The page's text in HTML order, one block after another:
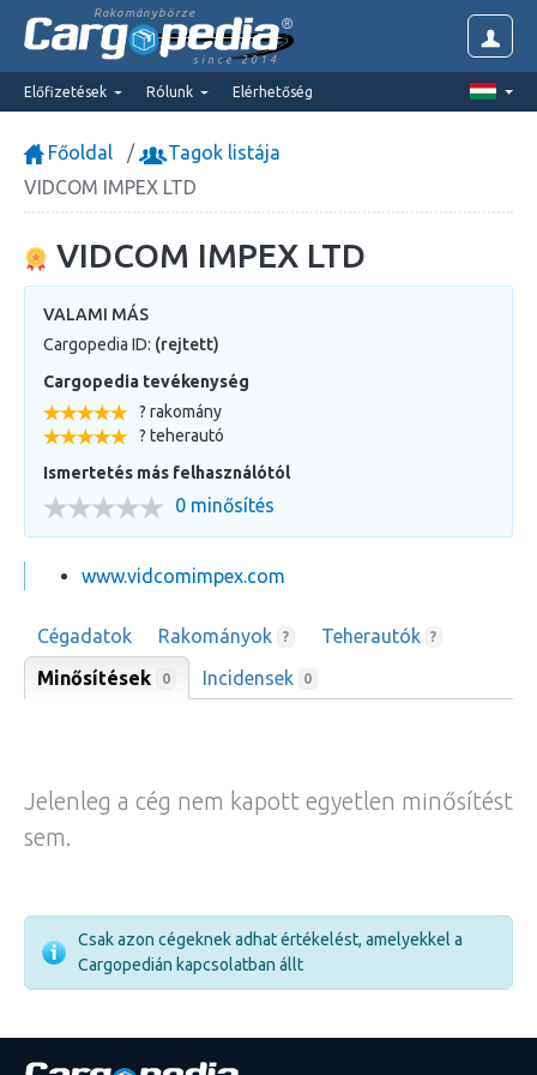
Rakománybörze
since 2014
Előfizetések Rólunk Elérhetőség
Főoldal
Tagok listája
VIDCOM IMPEX LTD
VIDCOM IMPEX LTD
VALAMI MÁS
Cargopedia ID: (rejtett)
Cargopedia tevékenység
? rakomány
? teherautó
Ismertetés más felhasználótól
0 minősítés
www.vidcomimpex.com
Cégadatok Rakományok ? Teherautók ?
Minősítések 0 Incidensek 0
Jelenleg a cég nem kapott egyetlen minősítést
sem.
Csak azon cégeknek adhat értékelést, amelyekkel a
Cargopedián kapcsolatban állt